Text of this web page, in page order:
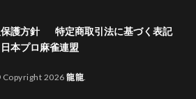
護方針
特定商取引法に基づく表記
日本プロ麻雀連盟
Copyright 2026龍龍.